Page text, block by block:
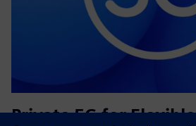
Private 5G for Flexible